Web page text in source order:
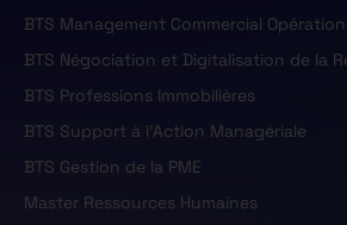
BTS Management Commercial
BTS Négociation et Digitalisation de la
BTS Professions Immobilières
BTS Support à l'Action Managériale
BTS Gestion de la PME
Master Ressources Humaines